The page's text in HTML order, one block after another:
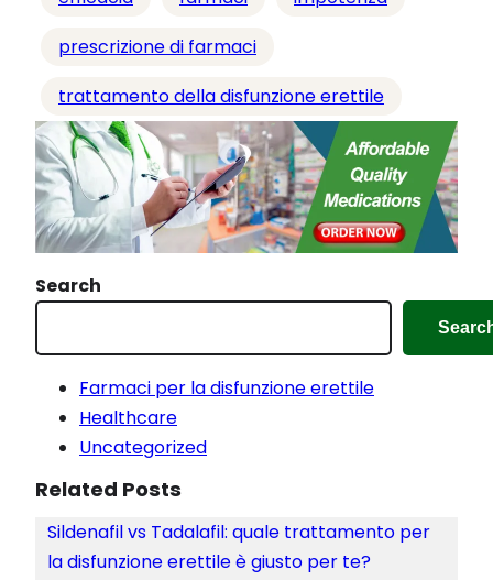
n
o
n
c
o
r
s
…
prescrizione di farmaci
trattamento della disfunzione erettile
Search
Farmaci per la disfunzione erettile
Healthcare
Uncategorized
Related Posts
Sildenafil vs Tadalafil: quale trattamento per
la disfunzione erettile è giusto per te?